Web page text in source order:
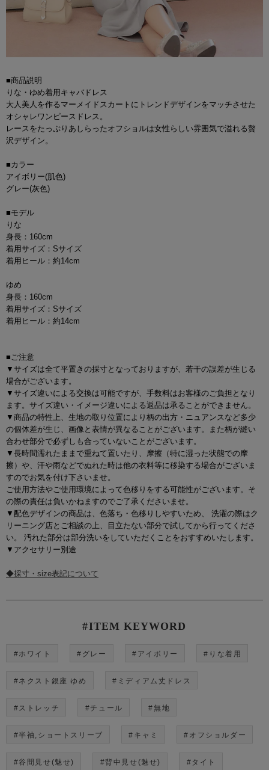
■商品説明
りな・ゆめ着用キャバドレス
大人美人を作るマーメイドスカートにトレンドデザインをマッチさせた
オシャレワンピースドレス。
レースをたっぷりあしらったオフショルは女性らしい雰囲気で溢れる贅
沢デザイン。
■カラー
アイボリー(肌色)
グレー(灰色)
■モデル
りな
身長：160cm
着用サイズ：Sサイズ
着用ヒール：約14cm
ゆめ
身長：160cm
着用サイズ：Sサイズ
着用ヒール：約14cm
■ご注意
▼サイズは全て平置きの採寸となっておりますが、若干の誤差が生じる
場合がございます。
▼サイズ違いによる交換は可能ですが、手数料はお客様のご負担となり
ます。サイズ違い・イメージ違いによる返品は承ることができません。
▼商品の特性上、生地の取り位置により柄の出方・ニュアンスなど多少
の個体差が生じ、画像と表情が異なることがございます。また柄が縫い
合わせ部分で必ずしも合っていないことがございます。
▼長時間濡れたままで重ねて置いたり、摩擦（特に湿った状態での摩
擦）や、汗や雨などでぬれた時は他の衣料等に移染する場合がございま
すのでお気を付け下さいませ。
ご使用方法やご使用環境によって色移りをする可能性がございます。そ
の際の責任は負いかねますのでご了承くださいませ。
▼配色デザインの商品は、色落ち・色移りしやすいため、 洗濯の際はク
リーニング店とご相談の上、目立たない部分で試してから行ってくださ
い。 汚れた部分は部分洗いをしていただくことをおすすめいたします。
▼アクセサリー別途
◆採寸・size表記について
#ITEM KEYWORD
#ホワイト #グレー #アイボリー #りな着用
#ネクスト銀座 ゆめ #ミディアム丈ドレス
#ストレッチ #チュール #無地
#半袖,ショートスリーブ #キャミ #オフショルダー
#谷間見せ(魅せ) #背中見せ(魅せ) #タイト